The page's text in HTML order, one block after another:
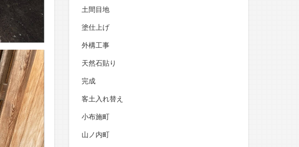
土間目地
塗仕上げ
外構工事
天然石貼り
完成
客土入れ替え
小布施町
山ノ内町